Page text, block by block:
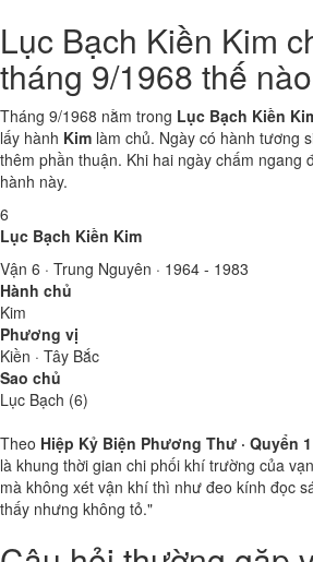
Lục Bạch Kiền Kim
tháng 9/1968 thế
Tháng 9/1968 nằm trong Lục Bạch Kiền
lấy hành Kim làm chủ. Ngày có hành tương
thêm phần thuận. Khi hai ngày chấm ngang
hành này.
6
Lục Bạch Kiền Kim
Vận 6 · Trung Nguyên · 1964 - 1983
Hành chủ
Kim
Phương vị
Kiền · Tây Bắc
Sao chủ
Lục Bạch (6)
Theo Hiệp Kỷ Biện Phương Thư · Quyển 1
là khung thời gian chi phối khí trường của
mà không xét vận khí thì như đeo kính đọc
thấy nhưng không tỏ."